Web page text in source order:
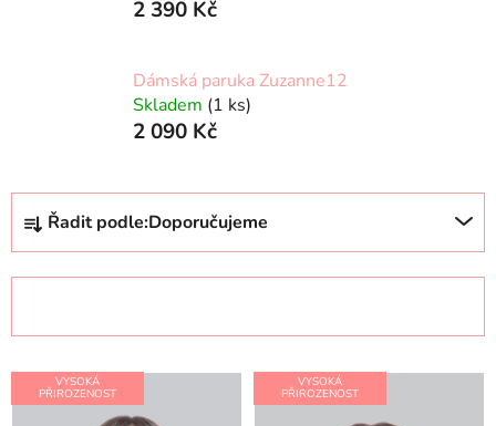
2 390 Kč
Dámská paruka Zuzanne12
Skladem (1 ks)
2 090 Kč
Ř
z
p
r
Řadit podle:Doporučujeme
V
ý
VYSOKÁ
PŘIROZENOST
VYSOKÁ
PŘIROZENOST